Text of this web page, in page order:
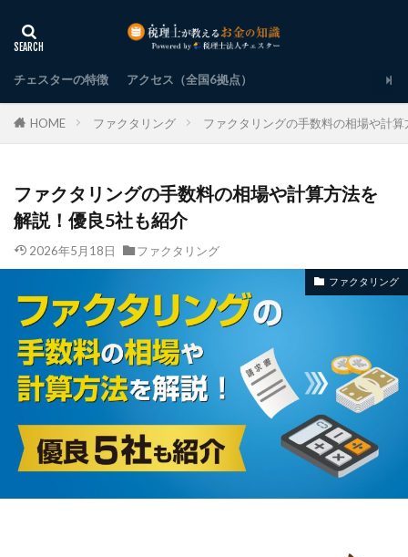
チェスターの特徴 アクセス（全国6拠点）
HOME ファクタリング ファクタリングの手数料の相場や計
ファクタリングの手数料の相場や計算方法を
解説！優良5社も紹介
2026年5月18日 ファクタリング
ファクタリング